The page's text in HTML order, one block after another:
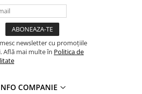
newsletter cu promoțiile
Află mai multe în Politica de
COMPANIE